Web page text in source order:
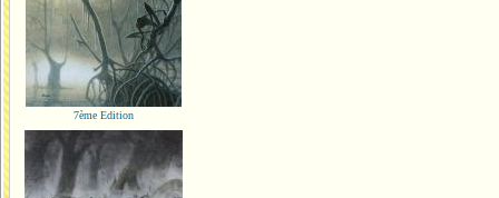
7ème Edition